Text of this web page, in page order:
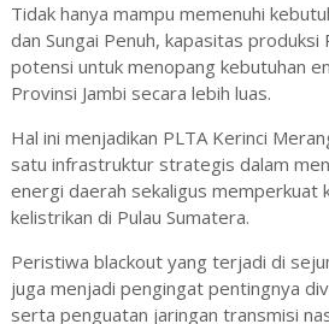
Tidak hanya mampu memenuhi
dan Sungai Penuh, kapasitas produksi
potensi untuk menopang kebutuhan
Provinsi Jambi secara lebih luas.
Hal ini menjadikan PLTA Kerinci
satu infrastruktur strategis dalam
energi daerah sekaligus memperkuat
kelistrikan di Pulau Sumatera.
Peristiwa blackout yang terjadi di
juga menjadi pengingat pentingnya
serta penguatan jaringan transmisi